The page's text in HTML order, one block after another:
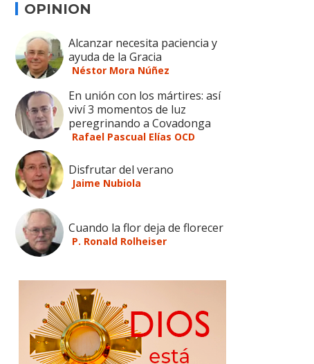
OPINION
Alcanzar necesita paciencia y
ayuda de la Gracia
Néstor Mora Núñez
En unión con los mártires: así
viví 3 momentos de luz
peregrinando a Covadonga
Rafael Pascual Elías OCD
Disfrutar del verano
Jaime Nubiola
Cuando la flor deja de florecer
P. Ronald Rolheiser